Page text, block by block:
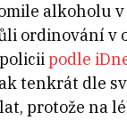
alkoholu
ordinování v
podle
tenkrát dle
protože na